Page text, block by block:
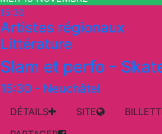
15:30
Artistes régionaux
Littérature
Slam et perfo -
15:30 - Neuchâtel
DÉTAILS SITE